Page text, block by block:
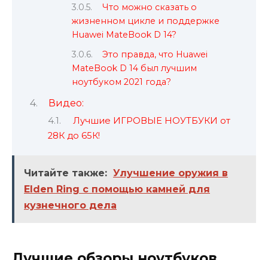
Что можно сказать о
жизненном цикле и поддержке
Huawei MateBook D 14?
Это правда, что Huawei
MateBook D 14 был лучшим
ноутбуком 2021 года?
Видео:
Лучшие ИГРОВЫЕ НОУТБУКИ от
28К до 65К!
Читайте также: Улучшение оружия в
Elden Ring с помощью камней для
кузнечного дела